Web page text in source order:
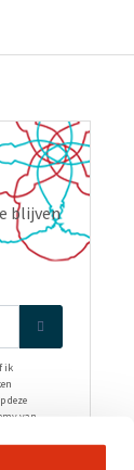
blijven
ik
deze
van